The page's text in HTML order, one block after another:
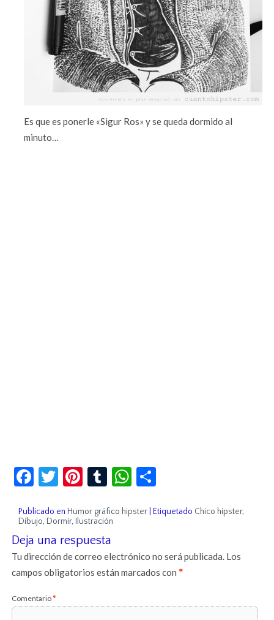
Es que es ponerle «Sigur Ros» y se queda dormido al
minuto…
Facebook
Twitter
Pinterest
TumblrWhatsApp
Publicado en Humor gráfico hipster |Etiquetado Chico hipster,
Dibujo, Dormir, Ilustración
Deja una respuesta
Tu dirección de correo electrónico no será publicada. Los
campos obligatorios están marcados con*
Comentario*